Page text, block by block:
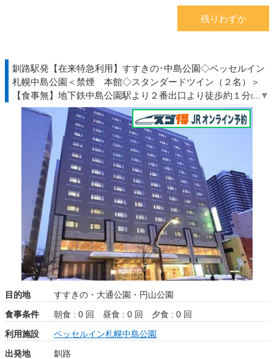
残りわずか
釧路駅発【在来特急利用】すすきの･中島公園◇ベッセルイン
札幌中島公園＜禁煙 本館◇スタンダードツイン（２名）＞
【食事無】地下鉄中島公園駅より２番出口より徒歩約１分の駅
近ホテル◆北海道◇ＪＲきっぷ駅受取
目的地
すすきの・大通公園・円山公園
食事条件
朝食 : 0 回 昼食 : 0 回
夕食 : 0 回
利用施設
ベッセルイン札幌中島公園
出発地
釧路